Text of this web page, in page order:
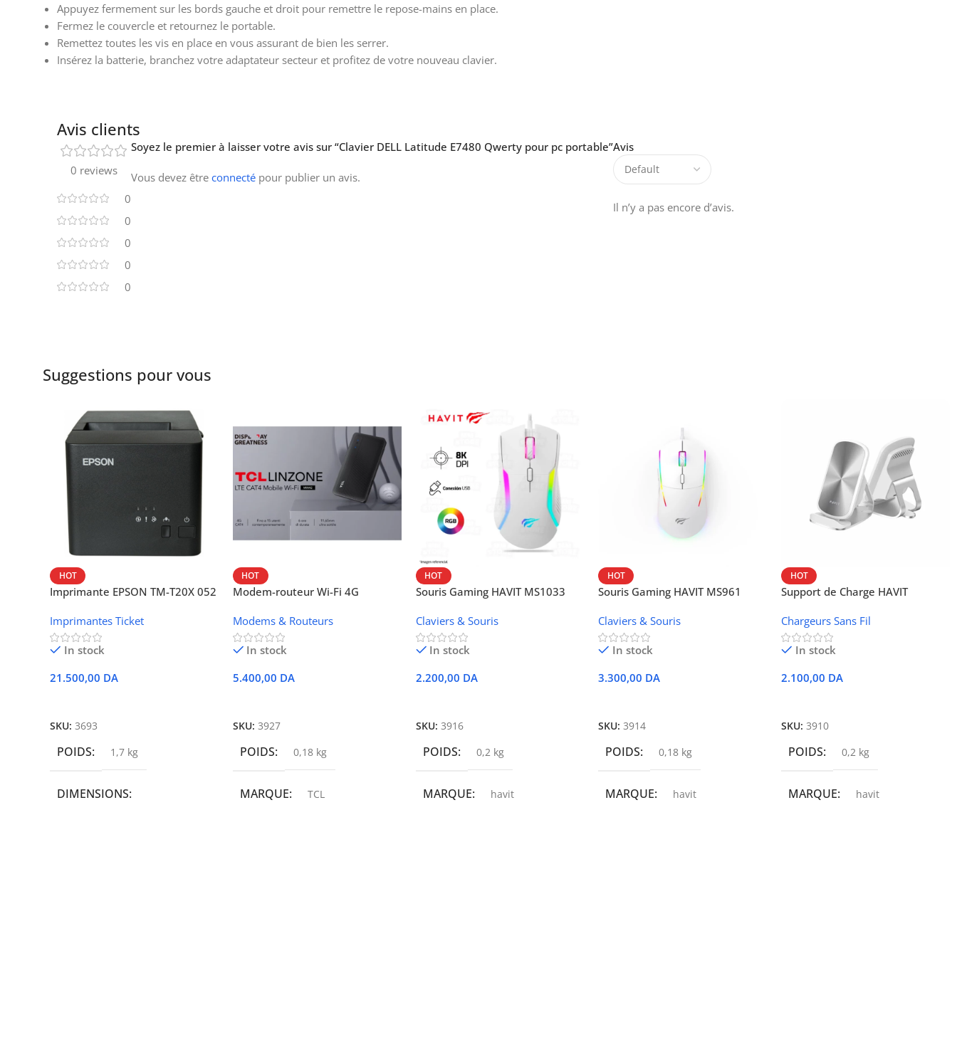
Appuyez fermement sur les bords gauche et droit pour remettre le repose-mains en place.
Fermez le couvercle et retournez le portable.
Remettez toutes les vis en place en vous assurant de bien les serrer.
Insérez la batterie, branchez votre adaptateur secteur et profitez de votre nouveau clavier.
Avis clients
0 reviews
0
0
0
0
0
Avis
Il n’y a pas encore d’avis.
Soyez le premier à laisser votre avis sur “Clavier DELL Latitude E7480 Qwerty pour pc portable”
Vous devez être connecté pour publier un avis.
Suggestions pour vous
HOT
Imprimante EPSON TM-T20X 052
Imprimantes Ticket
In stock
21.500,00 DA
SKU: 3693
POIDS 1,7 kg
DIMENSIONS
HOT
Modem-routeur Wi-Fi 4G
Modems & Routeurs
In stock
5.400,00 DA
SKU: 3927
POIDS 0,18 kg
MARQUE TCL
HOT
Souris Gaming HAVIT MS1033
Claviers & Souris
In stock
2.200,00 DA
SKU: 3916
POIDS 0,2 kg
MARQUE havit
HOT
Souris Gaming HAVIT MS961
Claviers & Souris
In stock
3.300,00 DA
SKU:3914
POIDS 0,18 kg
MARQUE havit
HOT
Support de Charge HAVIT
Chargeurs Sans Fil
In stock
2.100,00 DA
SKU:3910
POIDS 0,2 kg
MARQUE havit